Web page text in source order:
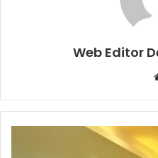
Web Editor